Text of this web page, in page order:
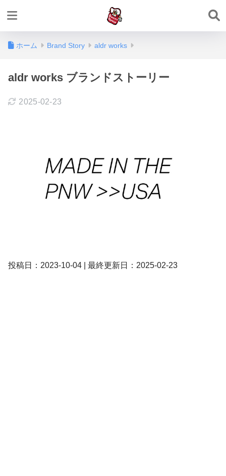
ホーム Brand Story aldr works
aldr works ブランドストーリー
2025-02-23
投稿日：2023-10-04 | 最終更新日：2025-02-23